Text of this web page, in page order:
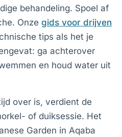
behandeling. Spoel af
Onze gids voor drijven
tips als het je
ga achterover
en houd water uit
over is, verdient de
of duiksessie. Het
Garden in Aqaba